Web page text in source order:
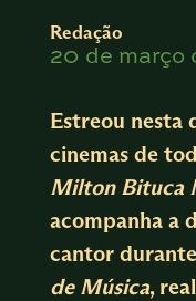
Redação
20 de março
Estreou nesta
cinemas de
Milton Bituca
acompanha a
cantor
de Música,